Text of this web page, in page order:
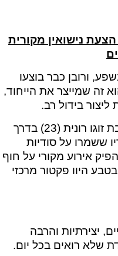
נישואין מקורית
ורובן כבר בוצעו
זה שמייצר את הייחוד,
בידול רב.
לביא (26) בחר להציע נישואין לבת זוגו רונית (23) בדרך
ששמרו על סודיות
אירוע מקורי על חוף
היוו פקטור מרכזי
יצירתיות והרבה
שלא רואים בכל יום.